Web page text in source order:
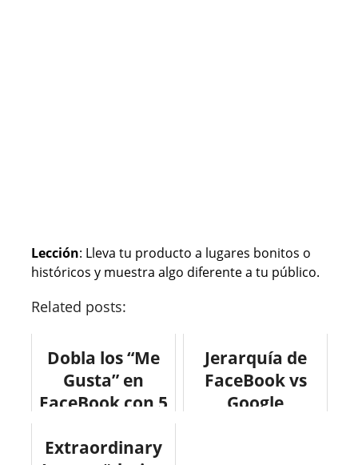
Lección: Lleva tu producto a lugares bonitos o
históricos y muestra algo diferente a tu público.
Related posts:
Dobla los “Me
Gusta” en
FaceBook con 5
#infografia
Jerarquía de
FaceBook vs
Google
Extraordinary